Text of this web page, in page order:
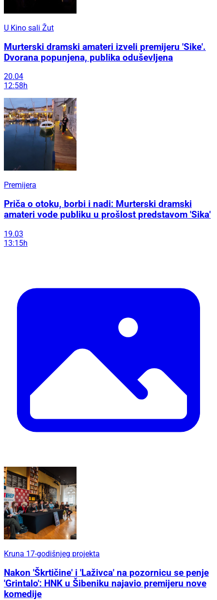
U Kino sali Žut
Murterski dramski amateri izveli premijeru 'Sike'.
Dvorana popunjena, publika oduševljena
20.04
12:58h
Premijera
Priča o otoku, borbi i nadi: Murterski dramski
amateri vode publiku u prošlost predstavom 'Sika'
19.03
13:15h
Kruna 17-godišnjeg projekta
Nakon 'Škrtičine' i 'Laživca' na pozornicu se penje
'Grintalo': HNK u Šibeniku najavio premijeru nove
komedije